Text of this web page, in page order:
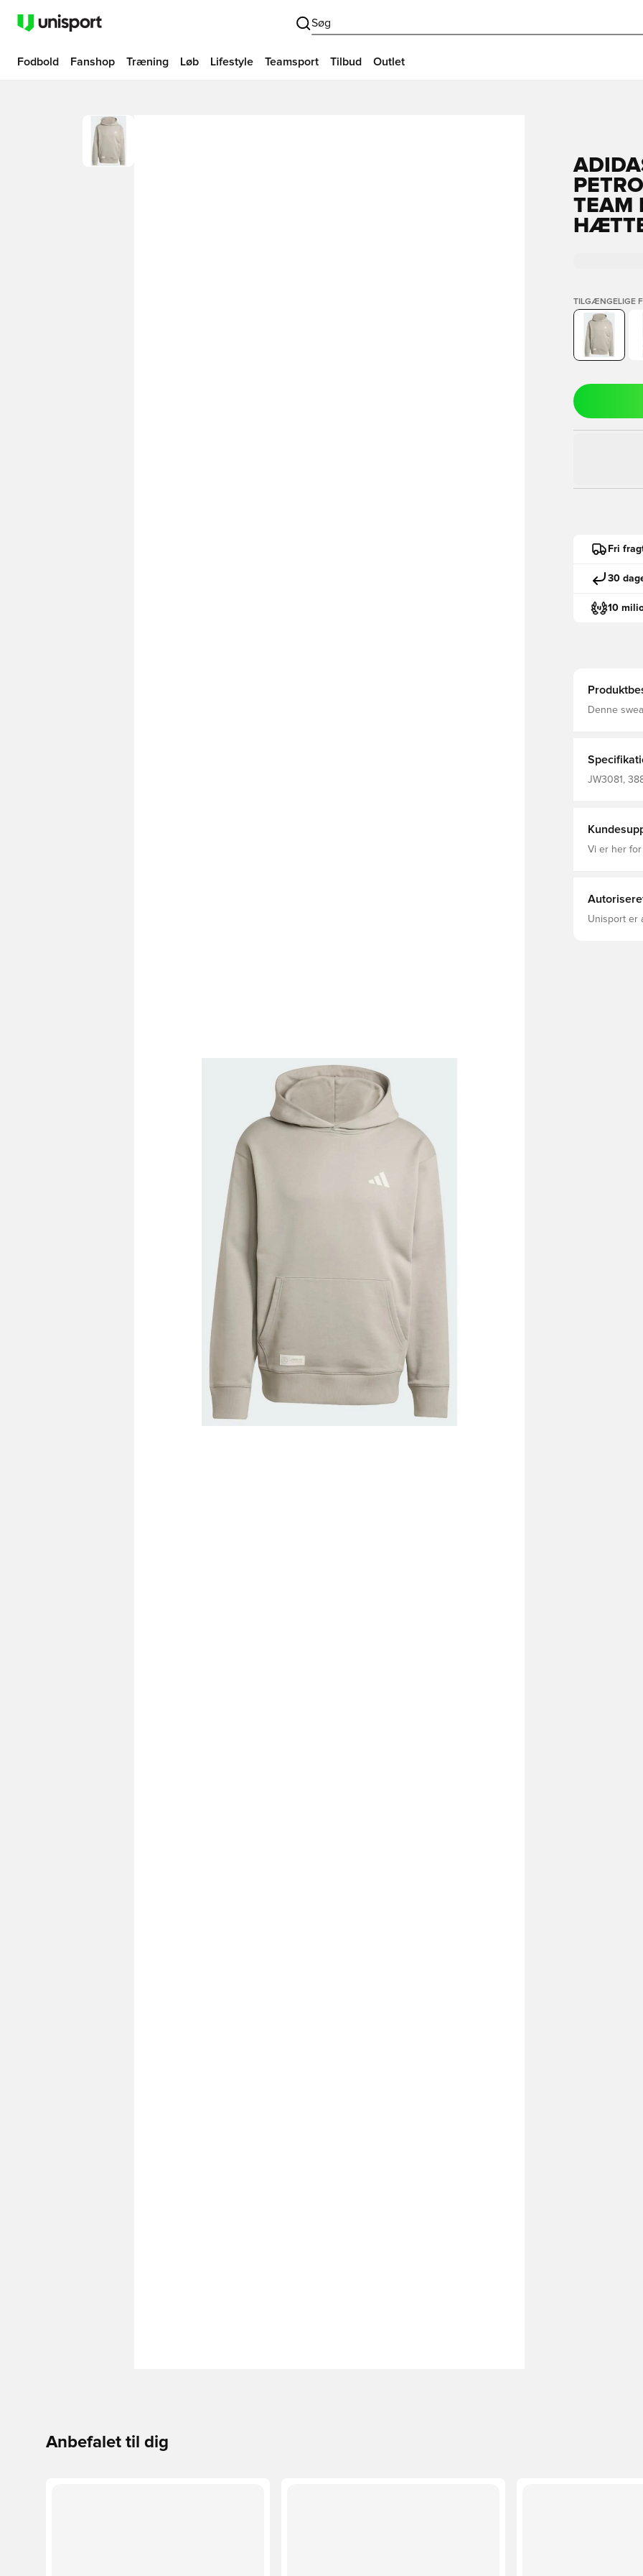
Søg
Fodbold Fanshop Træning Løb Lifestyle Teamsport Tilbud Outlet
TEAM
TILGÆNGELIGE
Fri
30
10
Denne
på det ene ærme
ribstrik
JW3081,
Vi er her
Unisport er
Anbefalet til dig